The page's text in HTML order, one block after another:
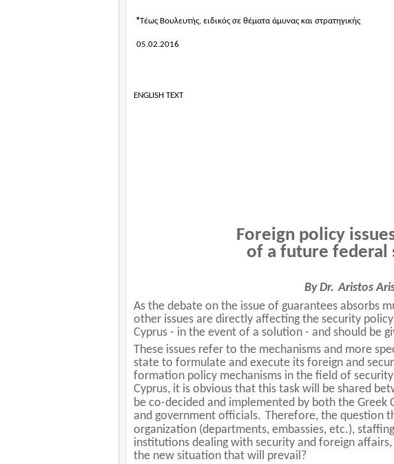
*Τέως Βουλευτής, ειδικός σε θέματα άμυνας και στρατηγικής
05.02.2016
ENGLISH TEXT
Foreign policy
of a future federal
By Dr. Aristos
As the debate on the issue of guarantees absorbs
other issues are directly affecting the security
Cyprus - in the event of a solution - and should be
These issues refer to the mechanisms and more
state to formulate and execute its foreign and
formation policy mechanisms in the field of
Cyprus, it is obvious that this task will be shared
be co-decided and implemented by both the Greek
and government officials. Therefore, the question
organization (departments, embassies, etc.),
institutions dealing with security and foreign
the new situation that will prevail?